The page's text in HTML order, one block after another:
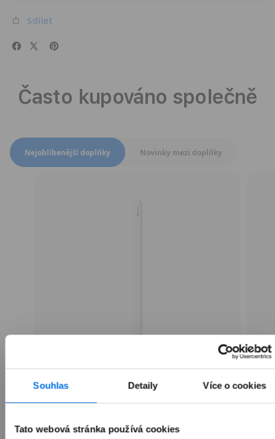
Souhlas Detaily Více o cookies
Tato webová stránka používá cookies
Sdílet
Často kupováno společně
Přepnout zobrazení produktů
Nejoblíbenější doplňky Novinky mezi doplňky
Apple Pencil (USB-C)